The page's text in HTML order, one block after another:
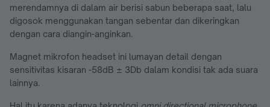
merendamnya di dalam air berisi sabun beberapa saat, lalu
digosok menggunakan tangan sebentar dan dikeringkan
dengan cara diangin-anginkan.
Magnet mikrofon headset ini lumayan detail dengan
sensitivitas kisaran -58dB ± 3Db dalam kondisi tak ada suara
lainnya.